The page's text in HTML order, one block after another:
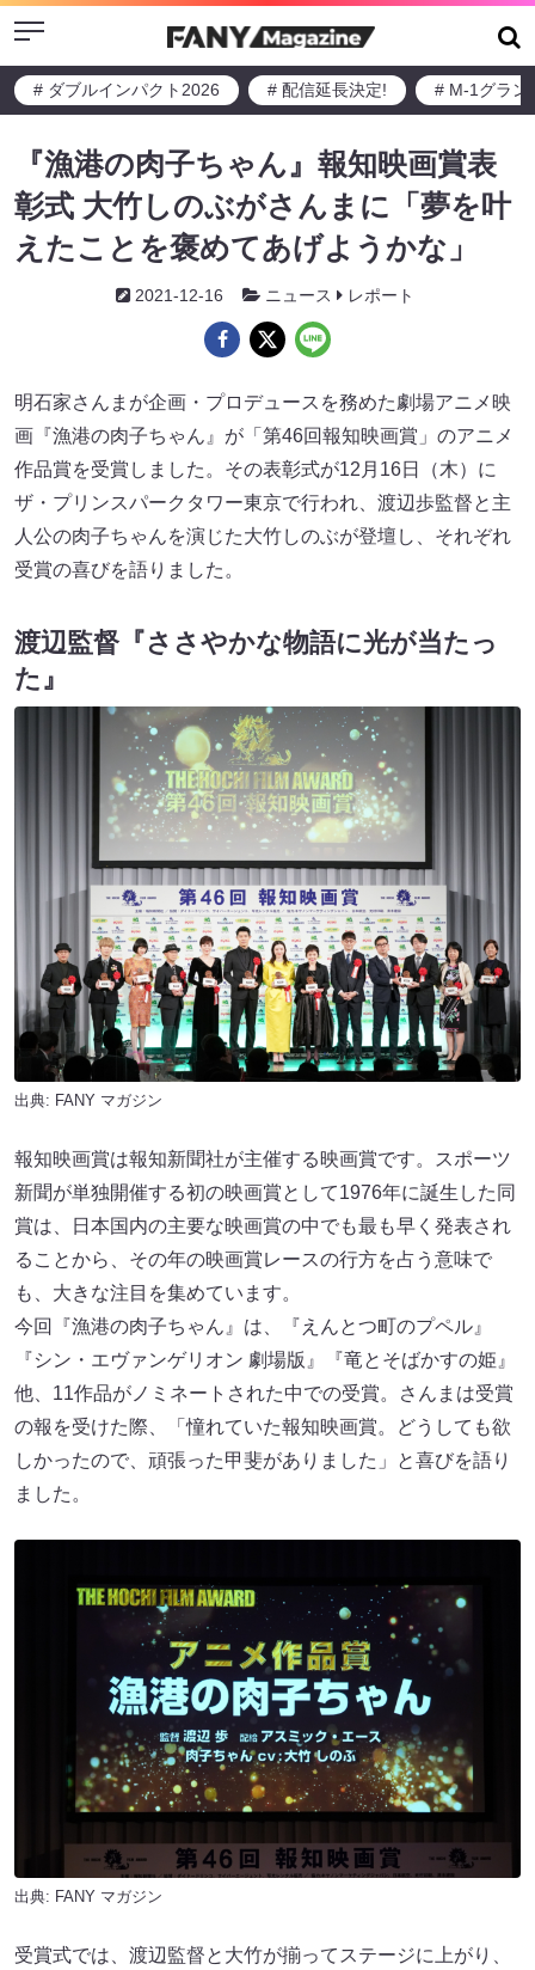
Menu
# ダブルインパクト2026 # 配信延長決定! # M-1グラン
『漁港の肉子ちゃん』報知映画賞表
彰式 大竹しのぶがさんまに「夢を叶
えたことを褒めてあげようかな」
2021-12-16 ニュース レポート
明石家さんまが企画・プロデュースを務めた劇場アニメ映
画『漁港の肉子ちゃん』が「第46回報知映画賞」のアニメ
作品賞を受賞しました。その表彰式が12月16日（木）に
ザ・プリンスパークタワー東京で行われ、渡辺歩監督と主
人公の肉子ちゃんを演じた大竹しのぶが登壇し、それぞれ
受賞の喜びを語りました。
渡辺監督『ささやかな物語に光が当たっ
た』
出典: FANY マガジン
報知映画賞は報知新聞社が主催する映画賞です。スポーツ
新聞が単独開催する初の映画賞として1976年に誕生した同
賞は、日本国内の主要な映画賞の中でも最も早く発表され
ることから、その年の映画賞レースの行方を占う意味で
も、大きな注目を集めています。
今回『漁港の肉子ちゃん』は、『えんとつ町のプペル』
『シン・エヴァンゲリオン 劇場版』『竜とそばかすの姫』
他、11作品がノミネートされた中での受賞。さんまは受賞
の報を受けた際、「憧れていた報知映画賞。どうしても欲
しかったので、頑張った甲斐がありました」と喜びを語り
ました。
出典: FANY マガジン
受賞式では、渡辺監督と大竹が揃ってステージに上がり、